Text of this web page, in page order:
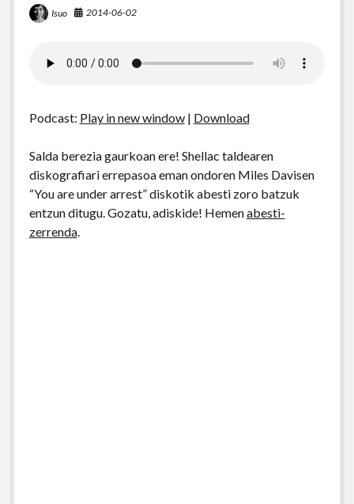
Isuo 2014-06-02
Podcast: Play in new window| Download
Salda berezia gaurkoan ere! Shellac taldearen
diskografiari errepasoa eman ondoren Miles Davisen
“You are under arrest” diskotik abesti zoro batzuk
entzun ditugu. Gozatu, adiskide! Hemenabesti-
zerrenda.